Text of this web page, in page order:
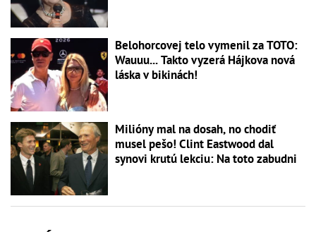
Belohorcovej telo vymenil za TOTO:
Wauuu... Takto vyzerá Hájkova nová
láska v bikinách!
Milióny mal na dosah, no chodiť
musel pešo! Clint Eastwood dal
synovi krutú lekciu: Na toto zabudni